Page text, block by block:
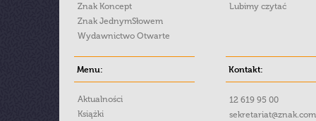
Znak Koncept
Znak JednymSłowem
Wydawnictwo Otwarte
Lubimy czytać
Menu:
Aktualności
Książki
Kontakt:
12 619 95 00